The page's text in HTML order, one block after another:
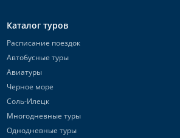
Каталог туров
Расписание поездок
Автобусные туры
Авиатуры
Черное море
Соль-Илецк
Многодневные туры
Однодневные туры